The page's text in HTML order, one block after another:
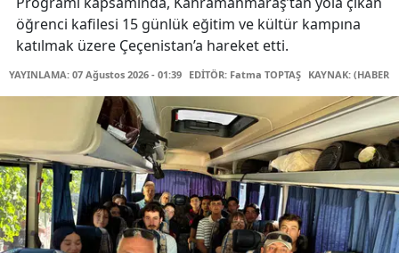
öğrenci kafilesi 15 günlük eğitim ve kültür kampına
katılmak üzere Çeçenistan’a hareket etti.
YAYINLAMA: 07 Ağustos 2026 - 01:39 EDİTÖR: Fatma TOPTAŞ KAYNAK: (HABER